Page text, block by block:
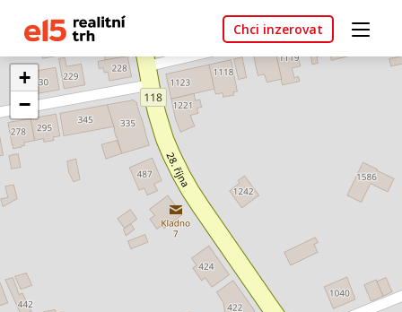
Chci inzerovat
+
−